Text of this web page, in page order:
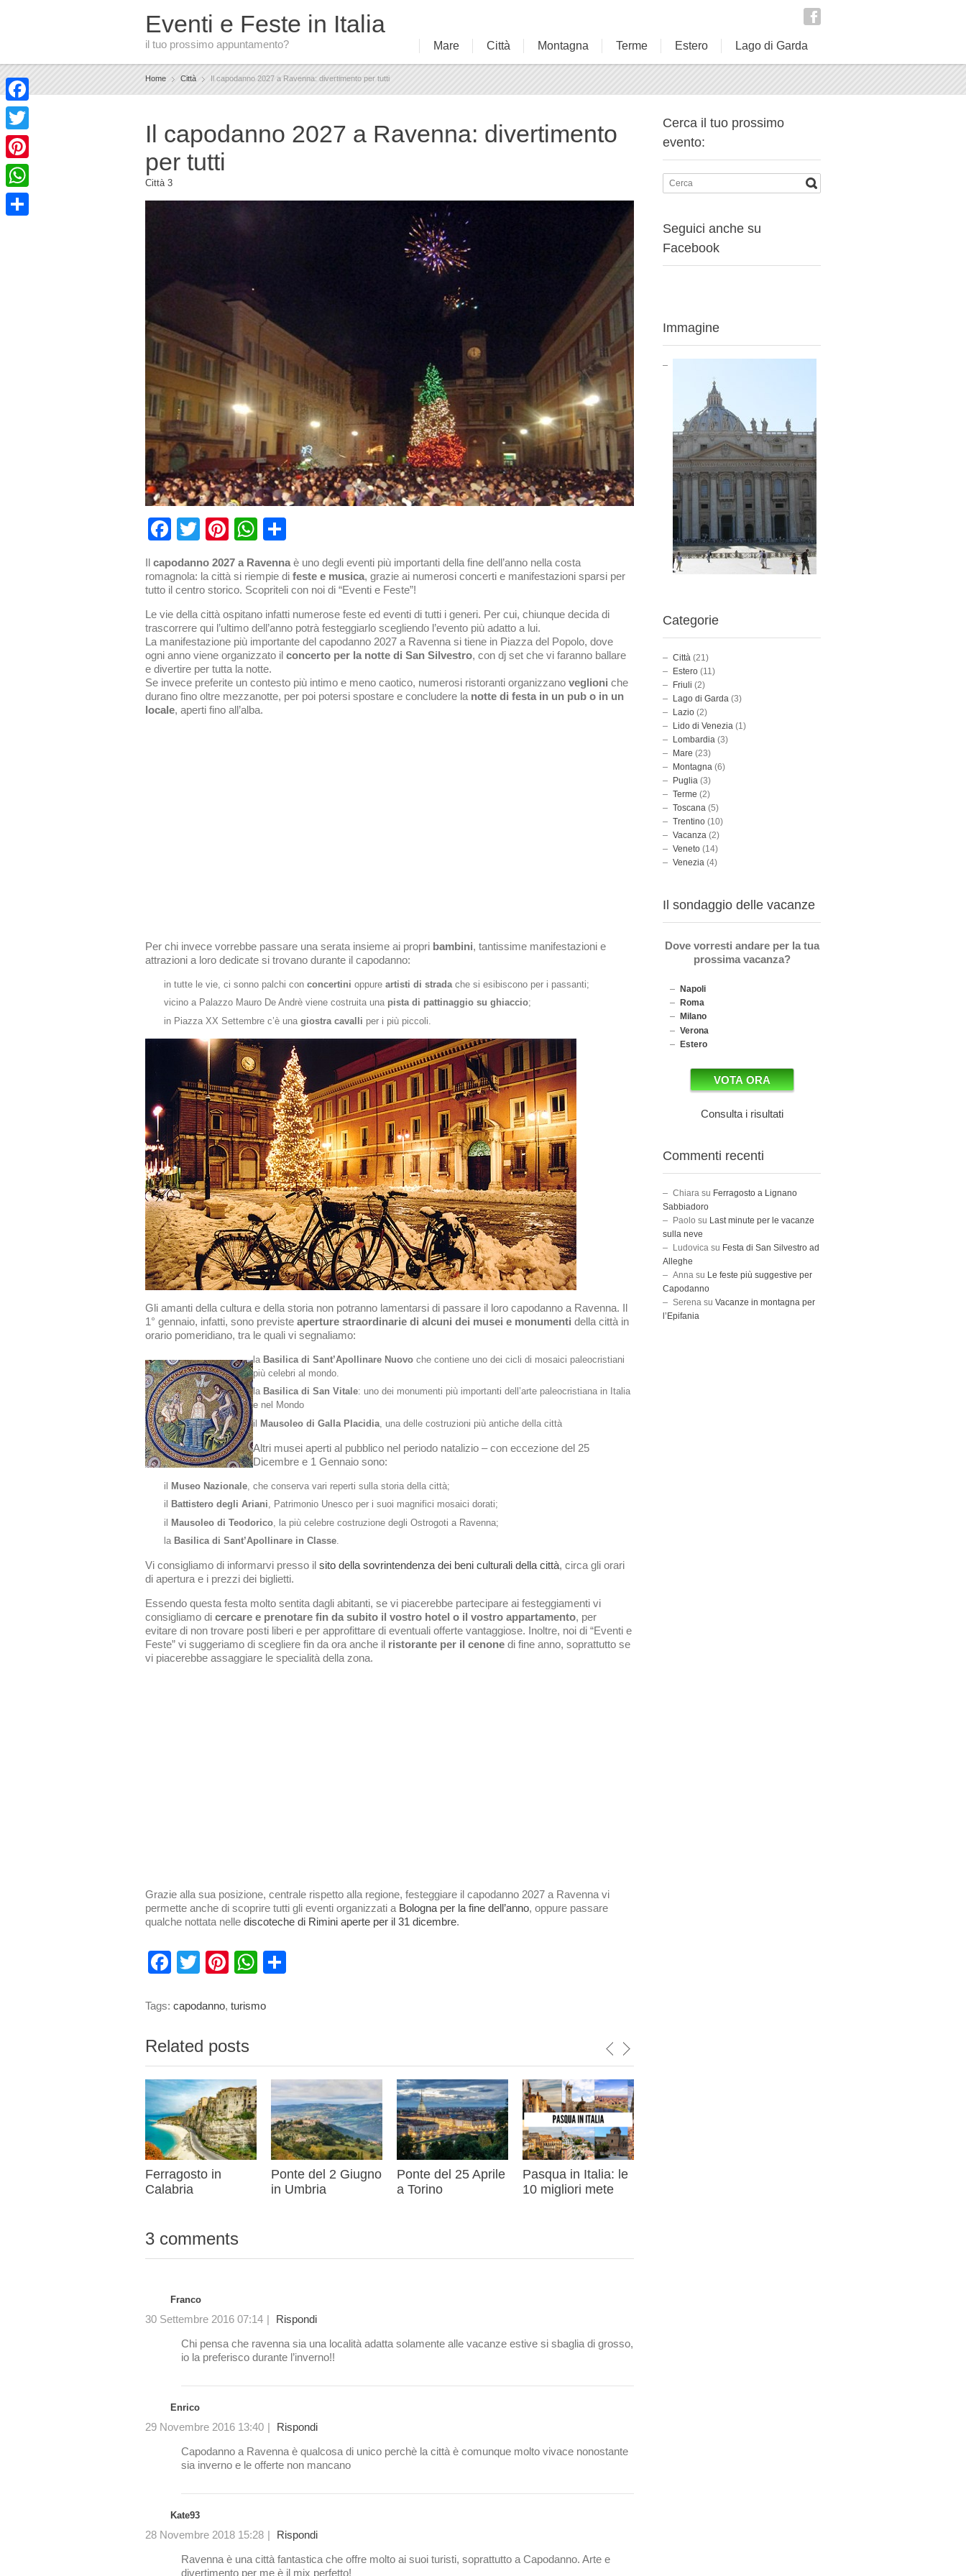
Eventi e Feste in Italia
il tuo prossimo appuntamento? Mare Città Montagna Terme Estero Lago di Garda
Home Città Il capodanno 2027 a Ravenna: divertimento per tutti
Il capodanno 2027 a Ravenna: divertimento
per tutti
Città 3
Facebook
TwitterPinterest
WhatsApp
Il capodanno 2027 a Ravenna è uno degli eventi più importanti della fine dell’anno nella costa
romagnola: la città si riempie di feste e musica, grazie ai numerosi concerti e manifestazioni sparsi per
tutto il centro storico. Scopriteli con noi di “Eventi e Feste”!
Le vie della città ospitano infatti numerose feste ed eventi di tutti i generi. Per cui, chiunque decida di
trascorrere qui l’ultimo dell’anno potrà festeggiarlo scegliendo l’evento più adatto a lui.
La manifestazione più importante del capodanno 2027 a Ravenna si tiene in Piazza del Popolo, dove
ogni anno viene organizzato il concerto per la notte di San Silvestro, con dj set che vi faranno ballare
e divertire per tutta la notte.
Se invece preferite un contesto più intimo e meno caotico, numerosi ristoranti organizzano veglioni che
durano fino oltre mezzanotte, per poi potersi spostare e concludere la notte di festa in un pub o in un
locale, aperti fino all’alba.
Per chi invece vorrebbe passare una serata insieme ai propri bambini, tantissime manifestazioni e
attrazioni a loro dedicate si trovano durante il capodanno:
in tutte le vie, ci sonno palchi conconcertini oppureartisti di strada che si esibiscono per i passanti;
vicino a Palazzo Mauro De Andrè viene costruita una pista di pattinaggio su ghiaccio;
in Piazza XX Settembre c’è unagiostra cavalli per i più piccoli.
Gli amanti della cultura e della storia non potranno lamentarsi di passare il loro capodanno a Ravenna. Il
1° gennaio, infatti, sono previste aperture straordinarie di alcuni dei musei e monumenti della città in
orario pomeridiano, tra le quali vi segnaliamo:
la Basilica di Sant’Apollinare Nuovo che contiene uno dei cicli di mosaici paleocristiani
più celebri al mondo.
la Basilica di San Vitale: uno dei monumenti più importanti dell’arte paleocristiana in Italia
e nel Mondo
il Mausoleo di Galla Placidia , una delle costruzioni più antiche della città
Altri musei aperti al pubblico nel periodo natalizio – con eccezione del 25
Dicembre e 1 Gennaio sono:
il Museo Nazionale , che conserva vari reperti sulla storia della città;
il
Battistero degli Ariani, Patrimonio Unesco per i suoi magnifici mosaici dorati;
il Mausoleo di Teodorico , la più celebre costruzione degli Ostrogoti a Ravenna;
la Basilica di Sant’Apollinare in Classe.
Vi consigliamo di informarvi presso il sito della sovrintendenza dei beni culturali della città, circa gli orari
di apertura e i prezzi dei biglietti.
Essendo questa festa molto sentita dagli abitanti, se vi piacerebbe partecipare ai festeggiamenti vi
consigliamo di cercare e prenotare fin da subito il vostro hotel o il vostro appartamento, per
evitare di non trovare posti liberi e per approfittare di eventuali offerte vantaggiose. Inoltre, noi di “Eventi e
Feste” vi suggeriamo di scegliere fin da ora anche il ristorante per il cenone di fine anno, soprattutto se
vi piacerebbe assaggiare le specialità della zona.
Grazie alla sua posizione, centrale rispetto alla regione, festeggiare il capodanno 2027 a Ravenna vi
permette anche di scoprire tutti gli eventi organizzati a Bologna per la fine dell’anno, oppure passare
qualche nottata nelle discoteche di Rimini aperte per il 31 dicembre.
Facebook
TwitterPinterest
WhatsApp
Tags: capodanno, turismo
Related posts
Ferragosto in
Calabria
Ponte del 2 Giugno
in Umbria
Ponte del 25 Aprile
a Torino
Pasqua in Italia: le
10 migliori mete
3 comments
Franco
30 Settembre 2016 07:14 |
Rispondi
Chi pensa che ravenna sia una località adatta solamente alle vacanze estive si sbaglia di grosso,
io la preferisco durante l’inverno!!
Enrico
29 Novembre 2016 13:40 |
Rispondi
Capodanno a Ravenna è qualcosa di unico perchè la città è comunque molto vivace nonostante
sia inverno e le offerte non mancano
Kate93
28 Novembre 2018 15:28 |
Rispondi
Ravenna è una città fantastica che offre molto ai suoi turisti, soprattutto a Capodanno. Arte e
divertimento per me è il mix perfetto!
Cerca il tuo prossimo
evento:
Seguici anche su
Facebook
Immagine
Categorie
Città (21)
Estero (11)
Friuli (2)
Lago di Garda (3)
Lazio (2)
Lido di Venezia (1)
Lombardia (3)
Mare (23)
Montagna (6)
Puglia (3)
Terme (2)
Toscana (5)
Trentino (10)
Vacanza (2)
Veneto (14)
Venezia (4)
Il sondaggio delle vacanze
Dove vorresti andare per la tua
prossima vacanza?
Napoli
Roma
Milano
Verona
Estero
Consulta i risultati
Commenti recenti
Chiara su Ferragosto a Lignano
Sabbiadoro
Paolo su Last minute per le vacanze
sulla neve
Ludovica su Festa di San Silvestro ad
Alleghe
Anna su Le feste più suggestive per
Capodanno
Serena su Vacanze in montagna per
l’Epifania
Facebook
Twitter
Pinterest
WhatsApp